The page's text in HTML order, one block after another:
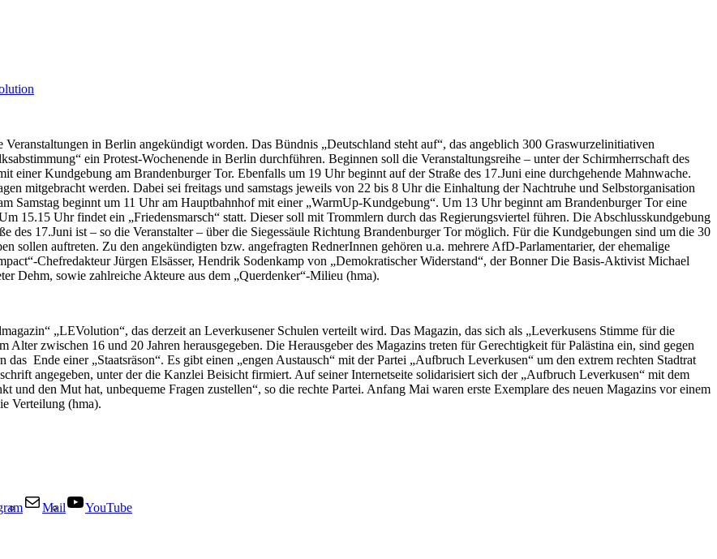
in Berlin angekündigt worden. Das Bündnis „Deutschland steht auf“, das angeblich 300 Graswurzelinitiativen
ein Protest-Wochenende in Berlin durchführen. Beginnen soll die Veranstaltungsreihe – unter der Schirmherrschaft des
einer Kundgebung am Brandenburger Tor. Ebenfalls um 19 Uhr beginnt auf der Straße des 17.Juni eine durchgehende Mahnwache.
mitgebracht werden. Dabei sei freitags und samstags jeweils von 22 bis 8 Uhr die Einhaltung der Nachtruhe und Selbstorganisation
Samstag beginnt um 11 Uhr am Hauptbahnhof mit einer „WarmUp-Kundgebung“. Um 13 Uhr beginnt am Brandenburger Tor eine
15.15 Uhr findet ein „Friedensmarsch“ statt. Dieser soll mit Trommlern durch das Regierungsviertel führen. Die Abschlusskundgebung
17.Juni ist – so die Veranstalter – über die Siegessäule Richtung Brandenburger Tor möglich. Für die Kundgebungen sind um die 30
sollen auftreten. Zu den angekündigten bzw. angefragten RednerInnen gehören u.a. mehrere AfD-Parlamentarier, der ehemalige
Chefredakteur Jürgen Elsässer, Hendrik Sodenkamp von „Demokratischer Widerstand“, der Bonner Die Basis-Aktivist Michael
Dehm, sowie zahlreiche Akteure aus dem „Querdenker“-Milieu (hma).
„LEVolution“, das derzeit an Leverkusener Schulen verteilt wird. Das Magazin, das sich als „Leverkusens Stimme für die
zwischen 16 und 20 Jahren herausgegeben. Die Herausgeber des Magazins treten für Gerechtigkeit für Palästina ein, sind gegen
Ende einer „Staatsräson“. Es gibt einen „engen Austausch“ mit der Partei „Aufbruch Leverkusen“ um den extrem rechten Stadtrat
angegeben, unter der die Kanzlei Beisicht firmiert. Auf seiner Internetseite solidarisiert sich der „Aufbruch Leverkusen“ mit dem
den Mut hat, unbequeme Fragen zustellen“, so die rechte Partei. Anfang Mai waren erste Exemplare des neuen Magazins vor einem
Verteilung (hma).
Mail YouTube